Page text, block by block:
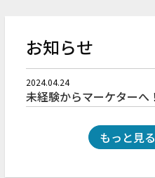
お知らせ
2024.04.24
もっと見る